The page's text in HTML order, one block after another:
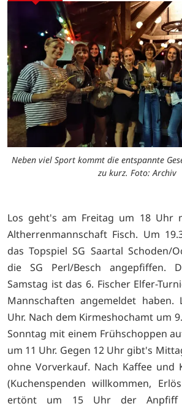
Neben viel Sport kommt die entspannte
zu kurz. Foto: Archiv
Los geht's am Freitag um 18 Uhr
Altherrenmannschaft Fisch. Um
das Topspiel SG Saartal Schoden/
die SG Perl/Besch angepfiffen.
Samstag ist das 6. Fischer Elfer-
Mannschaften angemeldet haben.
Uhr. Nach dem Kirmeshochamt um
Sonntag mit einem Frühschoppen
um 11 Uhr. Gegen 12 Uhr gibt's
ohne Vorverkauf. Nach Kaffee und
(Kuchenspenden willkommen,
ertönt um 15 Uhr der